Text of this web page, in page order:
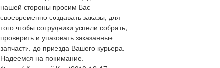
нашей стороны просим Вас
своевременно создавать заказы, для
того чтобы сотрудники успели собрать,
проверить и упаковать заказанные
запчасти, до приезда Вашего курьера.
Надеемся на понимание.